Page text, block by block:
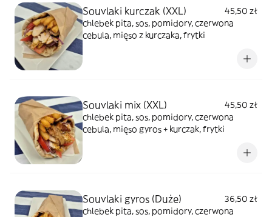
Souvlaki kurczak (XXL)
45,50 zł
chlebek pita, sos, pomidory, czerwona
cebula, mięso z kurczaka, frytki
Souvlaki mix (XXL)
45,50 zł
chlebek pita, sos, pomidory, czerwona
cebula, mięso gyros + kurczak, frytki
Souvlaki gyros (Duże)
36,50 zł
chlebek pita, sos, pomidory, czerwona